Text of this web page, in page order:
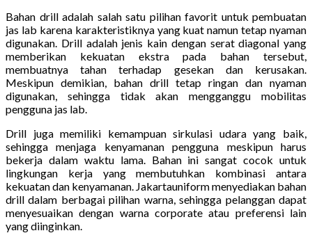
Bahan drill adalah salah satu pilihan favorit untuk pembuatan
jas lab karena karakteristiknya yang kuat namun tetap nyaman
digunakan. Drill adalah jenis kain dengan serat diagonal yang
memberikan kekuatan ekstra pada bahan tersebut,
membuatnya tahan terhadap gesekan dan kerusakan.
Meskipun demikian, bahan drill tetap ringan dan nyaman
digunakan, sehingga tidak akan mengganggu mobilitas
pengguna jas lab.
Drill juga memiliki kemampuan sirkulasi udara yang baik,
sehingga menjaga kenyamanan pengguna meskipun harus
bekerja dalam waktu lama. Bahan ini sangat cocok untuk
lingkungan kerja yang membutuhkan kombinasi antara
kekuatan dan kenyamanan. Jakartauniform menyediakan bahan
drill dalam berbagai pilihan warna, sehingga pelanggan dapat
menyesuaikan dengan warna corporate atau preferensi lain
yang diinginkan.